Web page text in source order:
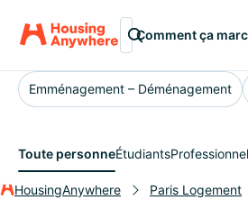
Paris
Comment ça
Emménagement – Déménagement
Toute personneÉtudiants
HousingAnywhere Paris Logement